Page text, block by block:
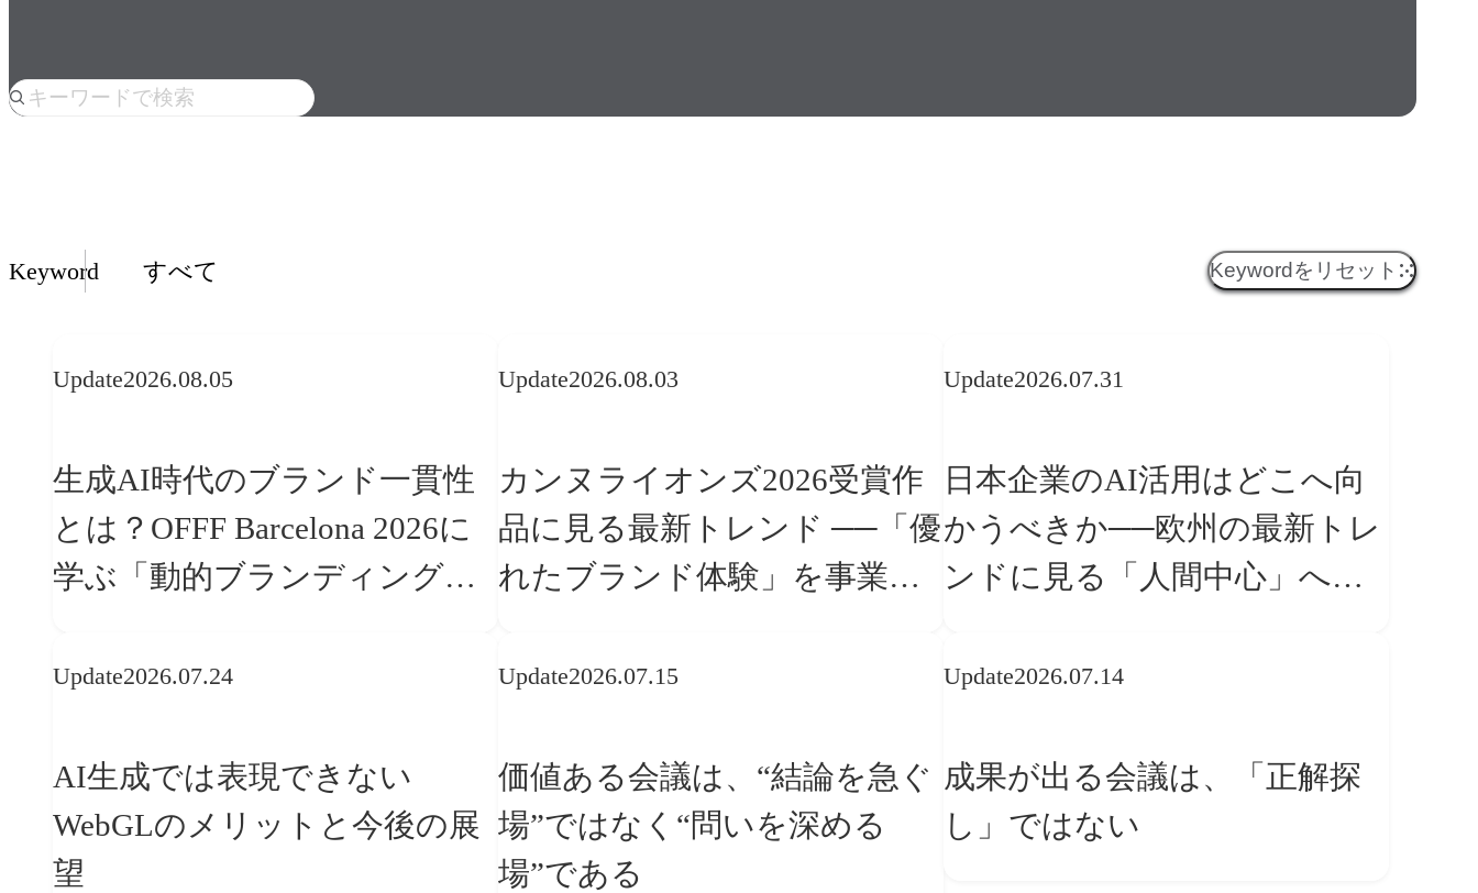
人気のkeyword
Insights一覧
Keyword すべて Keywordをリセット
Update2026.08.05
生成AI時代のブランド一貫性
とは？OFFF Barcelona 2026に
学ぶ「動的ブランディング」
Update2026.08.03
カンヌライオンズ2026受賞作
品に見る最新トレンド ──「優
れたブランド体験」を事業と
Update2026.07.31
日本企業のAI活用はどこへ向
かうべきか──欧州の最新トレ
ンドに見る「人間中心」への
Update2026.07.24
AI生成では表現できない
WebGLのメリットと今後の展
望
Update2026.07.15
価値ある会議は、“結論を急ぐ
場”ではなく“問いを深める
場”である
Update2026.07.14
成果が出る会議は、「正解探
し」ではない